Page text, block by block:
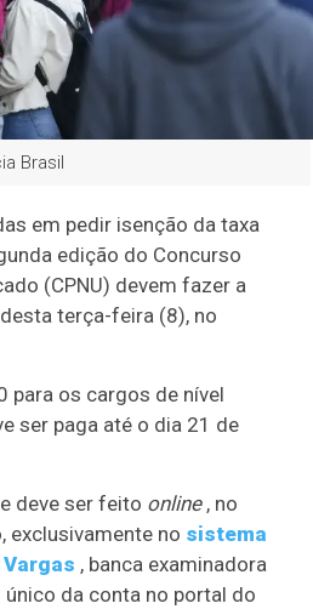
Brasil
em pedir isenção da taxa
edição do Concurso
(CPNU) devem fazer a
terça-feira (8), no
para os cargos de nível
ser paga até o dia 21 de
deve ser feito online, no
exclusivamente no sistema
, banca examinadora
da conta no portal do